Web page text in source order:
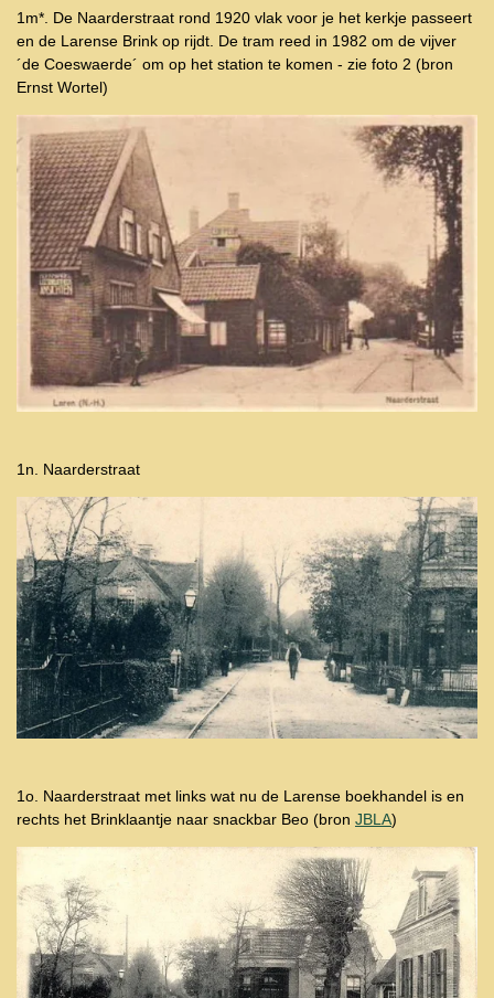
1m*. De Naarderstraat rond 1920 vlak voor je het kerkje passeert
en de Larense Brink op rijdt. De tram reed in 1982 om de vijver
´de Coeswaerde´ om op het station te komen - zie foto 2 (bron
Ernst Wortel)
1n. Naarderstraat
1o. Naarderstraat met links wat nu de Larense boekhandel is en
rechts het Brinklaantje naar snackbar Beo (bron JBLA)